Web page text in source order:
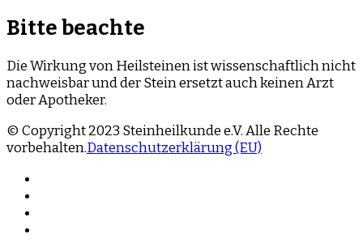
Bitte beachte
Die Wirkung von Heilsteinen ist wissenschaftlich nicht
nachweisbar und der Stein ersetzt auch keinen Arzt
oder Apotheker.
© Copyright 2023 Steinheilkunde e.V. Alle Rechte
vorbehalten.Datenschutzerklärung (EU)